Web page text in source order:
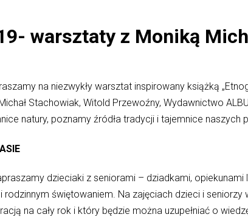
warsztaty z Moniką
na niezwykły warsztat inspirowany książką
Stachowiak, Witold Przewoźny, Wydawnictwo
natury, poznamy źródła tradycji i tajemnice naszych
dzieciaki z seniorami – dziadkami,
rodzinnym świętowaniem. Na zajęciach dzieci i
na cały rok i który będzie można uzupełniać o